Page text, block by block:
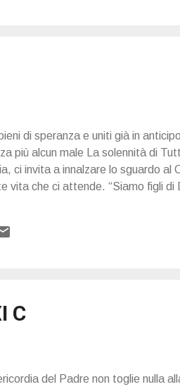
di speranza e uniti già in
più alcun male La solennità di
ci invita a innalzare lo sguardo
vita che ci attende. “Siamo figli
C
del Padre non toglie nulla